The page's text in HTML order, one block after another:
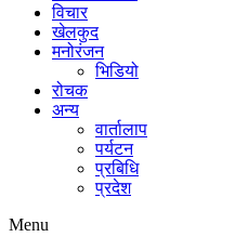
विचार
खेलकुद
मनोरंजन
भिडियो
रोचक
अन्य
वार्तालाप
पर्यटन
प्रबिधि
प्रदेश
Menu